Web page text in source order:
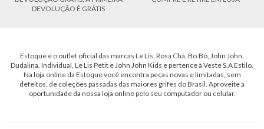
DEVOLUÇÃO É GRÁTIS
Estoque é o outlet oficial das marcas Le Lis, Rosa Chá, Bo.Bô, John John,
Dudalina, Individual, Le Lis Petit e John John Kids e pertence à Veste S.A Estilo.
Na loja online da Estoque você encontra peças novas e limitadas, sem
defeitos, de coleções passadas das maiores grifes do Brasil. Aproveite a
oportunidade da nossa loja online pelo seu computador ou celular.